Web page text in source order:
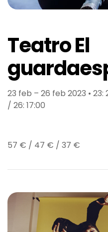
Teatro El
23 feb – 26 feb 2023 • 23:
/ 26: 17:00
57 € / 47 € / 37 €